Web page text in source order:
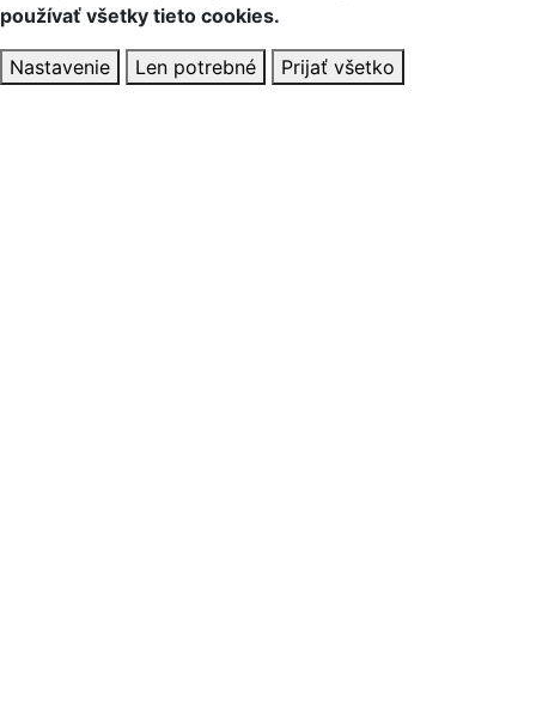
používať všetky tieto cookies.
Nastavenie Len potrebné Prijať všetko